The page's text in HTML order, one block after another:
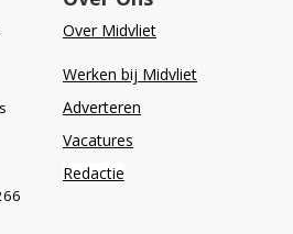
Over Midvliet
Werken bij Midvliet
Adverteren
Vacatures
Redactie